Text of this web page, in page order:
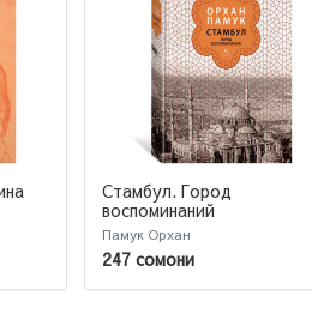
Стамбул. Город
воспоминаний
Памук Орхан
247 сомони